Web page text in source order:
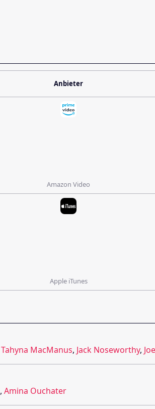
Anbieter
Amazon Video
Apple iTunes
Tahyna MacManus, Jack Noseworthy,
, Amina Ouchater